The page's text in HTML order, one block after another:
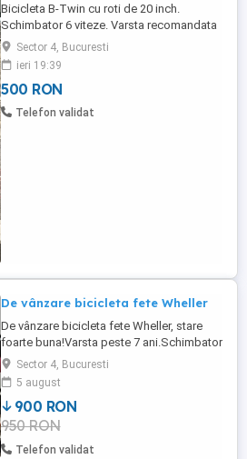
Bicicleta B-Twin cu roti de 20 inch.
Schimbator 6 viteze. Varsta recomandata
6-9 ani, inaltime 120-135 cm. Stare forte
buna de functionare. Furca cu amortizor.
Doar ridicare personala. Nu livrez in tara.
Sector 4, Bucuresti
ieri 19:39
500 RON
Telefon validat
De vânzare bicicleta fete Wheller
De vânzare bicicleta fete Wheller, stare
foarte buna!Varsta peste 7 ani.Schimbator
viteze,furca,sa si ghidon reglabil.Predare
personala!
Sector 4, Bucuresti
5 august
900 RON
950 RON
Telefon validat